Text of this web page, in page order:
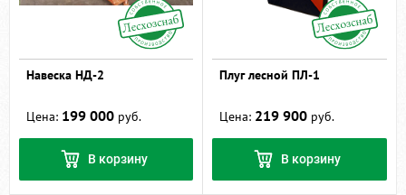
Навеска НД-2
Цена: 199 000 руб.
В корзину
Плуг лесной ПЛ-1
Цена: 219 900 руб.
В корзину